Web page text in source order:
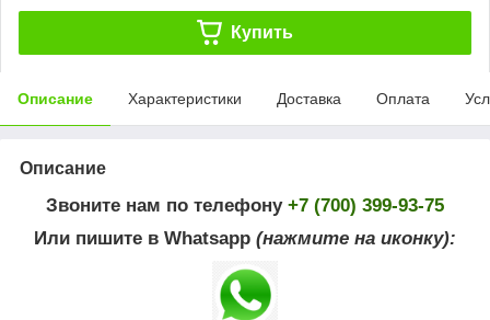
Купить
Описание Характеристики Доставка Оплата
Описание
Звоните нам по телефону +7 (700) 399-93-75
Или пишите в Whatsapp (нажмите на иконку):